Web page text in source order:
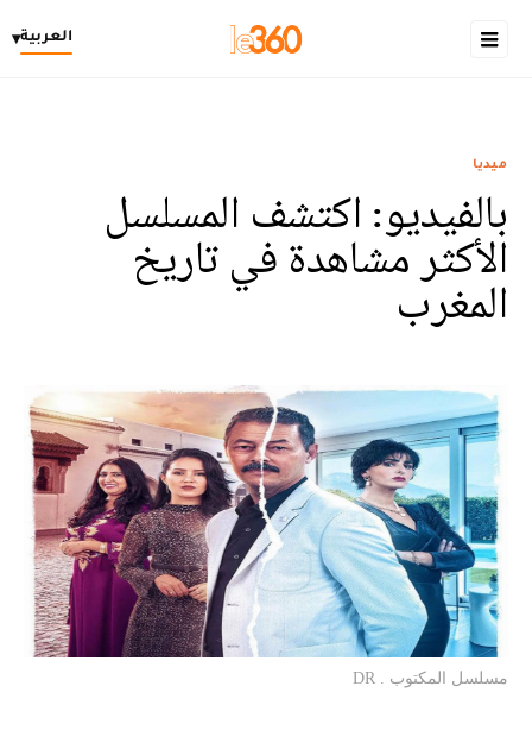
العربية▾
ميديا
بالفيديو: اكتشف المسلسل
الأكثر مشاهدة في تاريخ
المغرب
مسلسل المكتوب . DR